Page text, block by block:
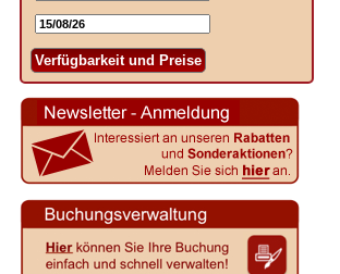
Verfügbarkeit und Preise